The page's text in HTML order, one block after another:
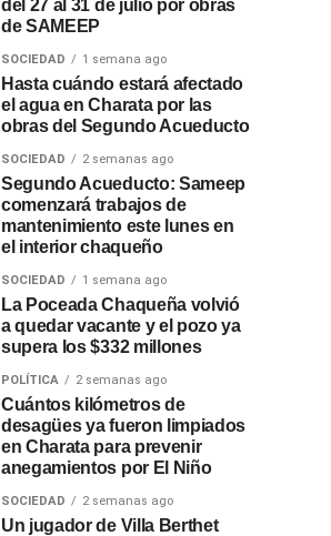
del 27 al 31 de julio por obras
de SAMEEP
SOCIEDAD 1 semana ago
Hasta cuándo estará afectado
el agua en Charata por las
obras del Segundo Acueducto
SOCIEDAD 2 semanas ago
Segundo Acueducto: Sameep
comenzará trabajos de
mantenimiento este lunes en
el interior chaqueño
SOCIEDAD 1 semana ago
La Poceada Chaqueña volvió
a quedar vacante y el pozo ya
supera los $332 millones
POLÍTICA 2 semanas ago
Cuántos kilómetros de
desagües ya fueron limpiados
en Charata para prevenir
anegamientos por El Niño
SOCIEDAD 2 semanas ago
Un jugador de Villa Berthet